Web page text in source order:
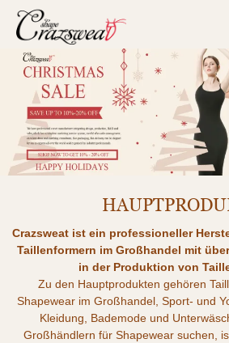
10+ JAHRE DAMEN-
SHAPEWEAR-FABRIK
Weihnachtsspecial Crazsweat
Crazsweat ist ein professioneller
Taillenformern im Großhandel mit
in der Produktion von
Zu den Hauptprodukten gehören
Shapewear im Großhandel, Sport- und
Kleidung, Bademode und
Großhändlern für Shapewear suchen,